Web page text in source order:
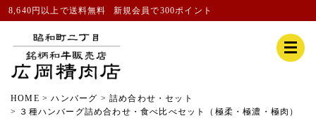
8,640円以上で送料無料 新規会員で300ポイント
HOME ハンバーグ
詰め合わせ・セット
３種ハンバーグ詰め合わせ・食べ比べセット（極柔・極濃・極肉）